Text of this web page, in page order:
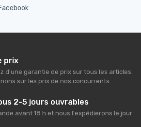
prix
d'une garantie de prix sur tous les articles.
sur les prix de nos concurrents.
2-5 jours ouvrables
avant 18 h et nous l'expédierons le jour